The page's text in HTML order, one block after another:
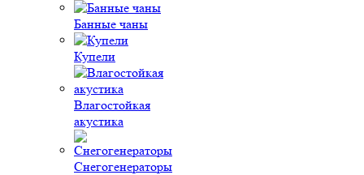
Банные чаны
Купели
Влагостойкая
акустика
Снегогенераторы